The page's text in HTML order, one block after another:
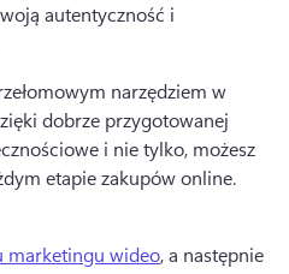
autentyczność i
narzędziem w
dobrze przygotowanej
i nie tylko, możesz
etapie zakupów online.
marketingu wideo, a następnie